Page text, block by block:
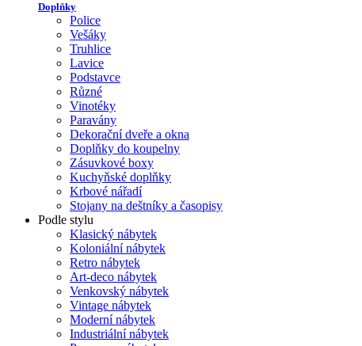
Doplňky
Police
Vešáky
Truhlice
Lavice
Podstavce
Různé
Vinotéky
Paravány
Dekorační dveře a okna
Doplňky do koupelny
Zásuvkové boxy
Kuchyňské doplňky
Krbové nářadí
Stojany na deštníky a časopisy
Podle stylu
Klasický nábytek
Koloniální nábytek
Retro nábytek
Art-deco nábytek
Venkovský nábytek
Vintage nábytek
Moderní nábytek
Industriální nábytek